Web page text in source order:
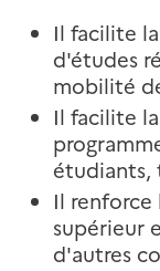
Il facilite
d'études
mobilité
Il facilite
étudiants,
Il
supérieur
d'autres